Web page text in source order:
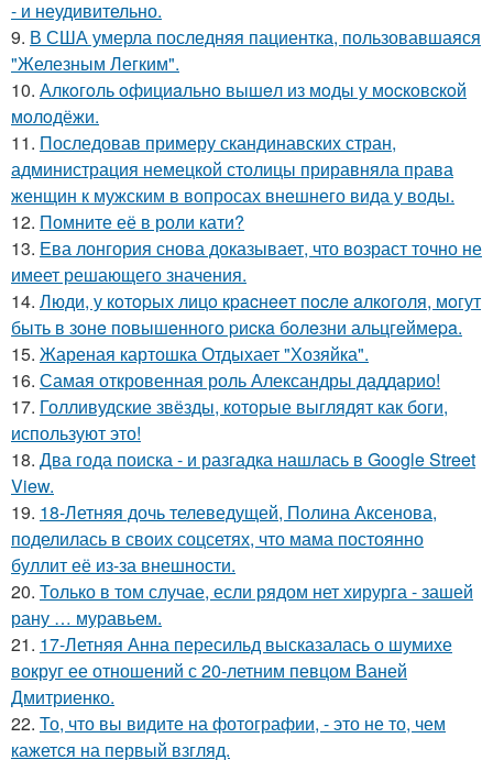
- и неудивительно.
9. В США умерла последняя пациентка, пользовавшаяся
"Железным Легким".
10. Алкoгoль oфициaльнo вышeл из мoды у мocкoвcкoй
мoлoдёжи.
11. Последовав примеру скандинавских стран,
администрация немецкой столицы приравняла права
женщин к мужским в вопросах внешнего вида у воды.
12. Помните её в роли кати?
13. Ева лонгория снова доказывает, что возраст точно не
имеет решающего значения.
14. Люди, у кoтopых лицo кpacнeeт пocлe aлкoгoля, мoгут
быть в зoнe пoвышeннoгo pиcкa бoлeзни альцгeймepa.
15. Жареная картошка Отдыхает "Хозяйка".
16. Самая откровенная роль Александры даддарио!
17. Голливудские звёзды, которые выглядят как боги,
используют это!
18. Два года поиска - и разгадка нашлась в Google Street
View.
19. 18-Летняя дочь телеведущей, Полина Аксенова,
поделилась в своих соцсетях, что мама постоянно
буллит её из-за внешности.
20. Только в том случае, если рядом нет хирурга - зашей
рану … муравьем.
21. 17-Летняя Анна пересильд высказалась о шумихе
вокруг ее отношений с 20-летним певцом Ваней
Дмитриенко.
22. То, что вы видите на фотографии, - это не то, чем
кажется на первый взгляд.